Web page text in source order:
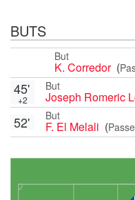
BUTS
But
K. Corredor (
But
Joseph Romeric
45'
+2
But
F. El Melali (
52'